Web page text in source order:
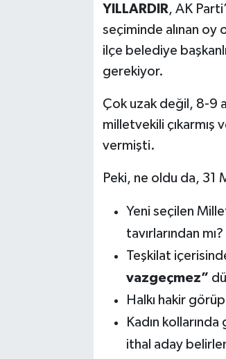
YILLARDIR, AK
seçiminde alınan oy
ilçe belediye
gerekiyor.
Çok uzak değil, 8-9
milletvekili çıkarmış
vermişti.
Peki, ne oldu da,
Yeni seçilen
tavırlarından mı?
Teşkilat
vazgeçmez”
Halkı hakir
Kadın
ithal aday
KÜLTÜR SANAT